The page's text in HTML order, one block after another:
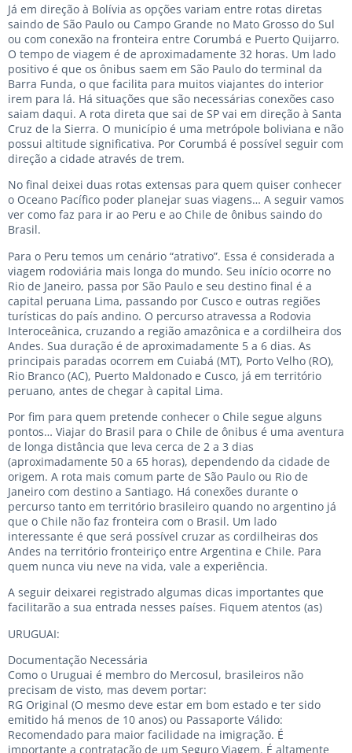
Já em direção à Bolívia as opções variam entre rotas diretas
saindo de São Paulo ou Campo Grande no Mato Grosso do Sul
ou com conexão na fronteira entre Corumbá e Puerto Quijarro.
O tempo de viagem é de aproximadamente 32 horas. Um lado
positivo é que os ônibus saem em São Paulo do terminal da
Barra Funda, o que facilita para muitos viajantes do interior
irem para lá. Há situações que são necessárias conexões caso
saiam daqui. A rota direta que sai de SP vai em direção à Santa
Cruz de la Sierra. O município é uma metrópole boliviana e não
possui altitude significativa. Por Corumbá é possível seguir com
direção a cidade através de trem.
No final deixei duas rotas extensas para quem quiser conhecer
o Oceano Pacífico poder planejar suas viagens… A seguir vamos
ver como faz para ir ao Peru e ao Chile de ônibus saindo do
Brasil.
Para o Peru temos um cenário “atrativo”. Essa é considerada a
viagem rodoviária mais longa do mundo. Seu início ocorre no
Rio de Janeiro, passa por São Paulo e seu destino final é a
capital peruana Lima, passando por Cusco e outras regiões
turísticas do país andino. O percurso atravessa a Rodovia
Interoceânica, cruzando a região amazônica e a cordilheira dos
Andes. Sua duração é de aproximadamente 5 a 6 dias. As
principais paradas ocorrem em Cuiabá (MT), Porto Velho (RO),
Rio Branco (AC), Puerto Maldonado e Cusco, já em território
peruano, antes de chegar à capital Lima.
Por fim para quem pretende conhecer o Chile segue alguns
pontos… Viajar do Brasil para o Chile de ônibus é uma aventura
de longa distância que leva cerca de 2 a 3 dias
(aproximadamente 50 a 65 horas), dependendo da cidade de
origem. A rota mais comum parte de São Paulo ou Rio de
Janeiro com destino a Santiago. Há conexões durante o
percurso tanto em território brasileiro quando no argentino já
que o Chile não faz fronteira com o Brasil. Um lado
interessante é que será possível cruzar as cordilheiras dos
Andes na território fronteiriço entre Argentina e Chile. Para
quem nunca viu neve na vida, vale a experiência.
A seguir deixarei registrado algumas dicas importantes que
facilitarão a sua entrada nesses países. Fiquem atentos (as)
URUGUAI:
Documentação Necessária
Como o Uruguai é membro do Mercosul, brasileiros não
precisam de visto, mas devem portar:
RG Original (O mesmo deve estar em bom estado e ter sido
emitido há menos de 10 anos) ou Passaporte Válido:
Recomendado para maior facilidade na imigração. É
importante a contratação de um Seguro Viagem. É altamente